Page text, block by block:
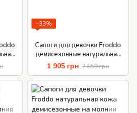
−33%
Сапоги для девочки Froddo
демисезонные натуральная
кожа молния
1 905 грн 2 859 грн